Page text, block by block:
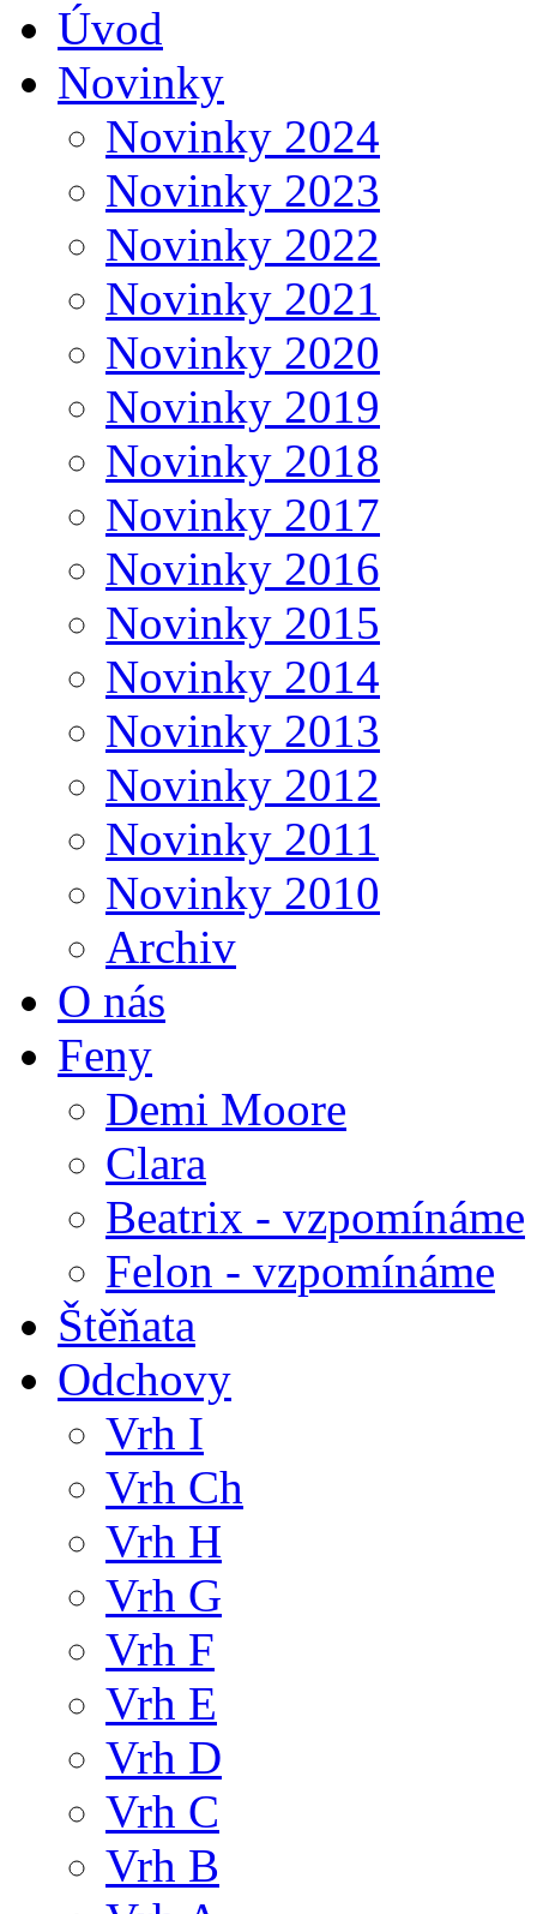
Úvod
Novinky
Novinky 2024
Novinky 2023
Novinky 2022
Novinky 2021
Novinky 2020
Novinky 2019
Novinky 2018
Novinky 2017
Novinky 2016
Novinky 2015
Novinky 2014
Novinky 2013
Novinky 2012
Novinky 2011
Novinky 2010
Archiv
O nás
Feny
Demi Moore
Clara
Beatrix - vzpomínáme
Felon - vzpomínáme
Štěňata
Odchovy
Vrh I
Vrh Ch
Vrh H
Vrh G
Vrh F
Vrh E
Vrh D
Vrh C
Vrh B